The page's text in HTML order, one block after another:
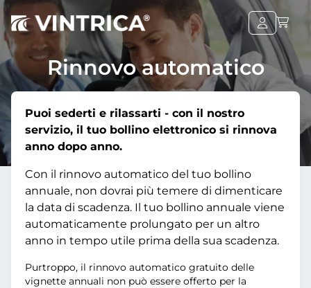
Rinnovo automatico
Puoi sederti e rilassarti - con il nostro
servizio, il tuo bollino elettronico si rinnova
anno dopo anno.
Con il rinnovo automatico del tuo bollino
annuale, non dovrai più temere di dimenticare
la data di scadenza. Il tuo bollino annuale viene
automaticamente prolungato per un altro
anno in tempo utile prima della sua scadenza.
Purtroppo, il rinnovo automatico gratuito delle
vignette annuali non può essere offerto per la